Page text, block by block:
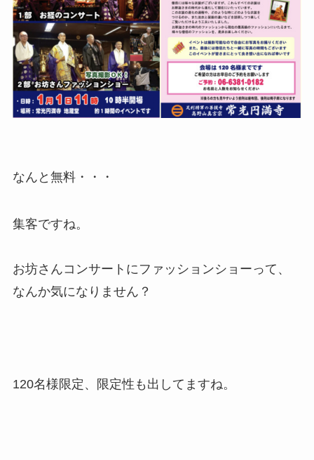
なんと無料・・・
集客ですね。
お坊さんコンサートにファッションショーって、
なんか気になりません？
120名様限定、限定性も出してますね。